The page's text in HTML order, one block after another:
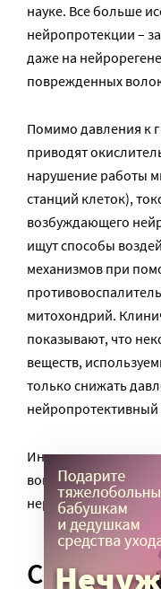
науке. Все больше
нейропротекции –
даже на
поврежденных
Помимо давления к
приводят
нарушение работы
станций клеток),
возбуждающего
ищут способы
механизмов при
митохондрий.
показывают, что
веществ,
только снижать
Иначе говоря,
вопросом не «как
нерв?».
Смогут